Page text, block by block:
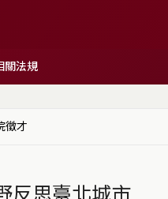
關法規
徵才